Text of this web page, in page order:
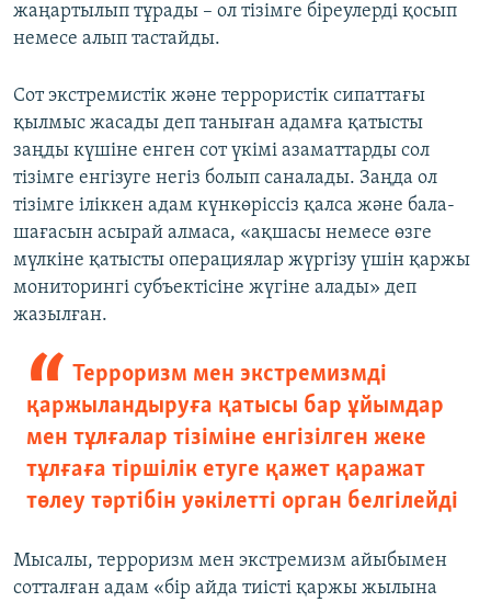
жаңартылып тұрады – ол тізімге біреулерді қосып
немесе алып тастайды.
Сот экстремистік және террористік сипаттағы
қылмыс жасады деп таныған адамға қатысты
заңды күшіне енген сот үкімі азаматтарды сол
тізімге енгізуге негіз болып саналады. Заңда ол
тізімге іліккен адам күнкөріссіз қалса және бала-
шағасын асырай алмаса, «ақшасы немесе өзге
мүлкіне қатысты операциялар жүргізу үшін қаржы
мониторингі субъектісіне жүгіне алады» деп
жазылған.
Терроризм мен экстремизмді
қаржыландыруға қатысы бар ұйымдар
мен тұлғалар тізіміне енгізілген жеке
тұлғаға тіршілік етуге қажет қаражат
төлеу тәртібін уәкілетті орган белгілейді
Мысалы, терроризм мен экстремизм айыбымен
сотталған адам «бір айда тиісті қаржы жылына